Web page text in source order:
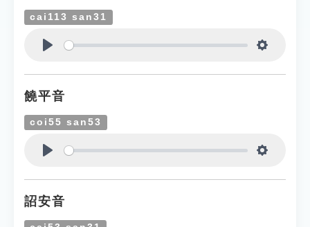
cai113 san31
饒平音
coi55 san53
詔安音